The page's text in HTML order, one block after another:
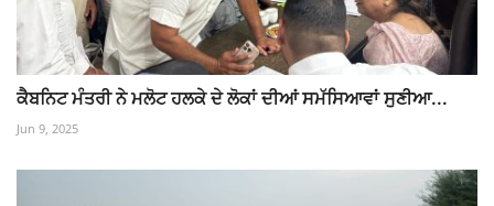
ਕੈਬਨਿਟ ਮੰਤਰੀ ਨੇ ਮਲੋਟ ਹਲਕੇ ਦੇ ਲੋਕਾਂ ਦੀਆਂ ਸਮੱਸਿਆਵਾਂ ਸੁਣੀਆ...
Jun 9, 2025